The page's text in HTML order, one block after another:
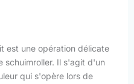
est une opération délicate
schuimroller. Il s'agit d'un
qui s'opère lors de